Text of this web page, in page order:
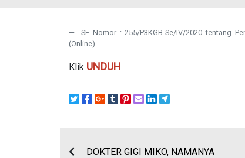
SE Nomor : 255/P3KGB-Se/IV/2020 tentang
(Online)
Klik UNDUH
DOKTER GIGI MIKO, NAMANYA